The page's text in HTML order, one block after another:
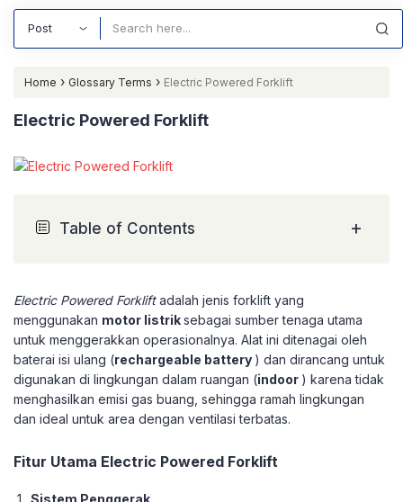
Home › Glossary Terms › Electric Powered Forklift
Electric Powered Forklift
Table of Contents +
Electric Powered Forkliftadalah jenis forklift yang
menggunakan motor listriksebagai sumber tenaga utama
untuk menggerakkan operasionalnya. Alat ini ditenagai oleh
baterai isi ulang (rechargeable battery ) dan dirancang untuk
digunakan di lingkungan dalam ruangan (indoor ) karena tidak
menghasilkan emisi gas buang, sehingga ramah lingkungan
dan ideal untuk area dengan ventilasi terbatas.
Fitur Utama Electric Powered Forklift
Sistem Penggerak